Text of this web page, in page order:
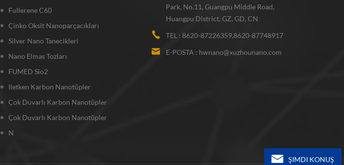
Fullerene C60
Çinko Oksit Nanoparçacıkları
Silver Nano Tanecikleri
Nano Elmas Tozları
FUMED Sio2
Iletken Karbon Nanotüpler
Çok Duvarlı Karbon Nanotüpler
Çok Duvarlı Karbon Nanotüpler
N
Park, No.11, Guangpu Middle Road,
Huangpu District, GZ, GD, CN
TEL : 8620-87226359,8620-87748917
E-POSTA : hwnano@xuzhounano.com
ŞIMDI KONUŞ